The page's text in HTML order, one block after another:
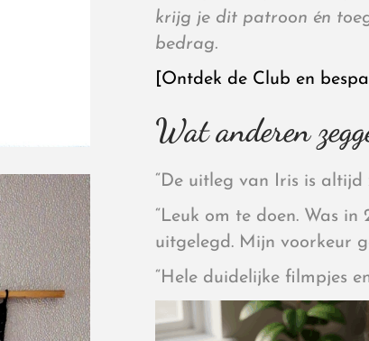
krijg je dit patroon én
bedrag.
[Ontdek de Club en
Wat anderen
“De uitleg van Iris is altijd
“Leuk om te doen. Was
uitgelegd. Mijn voorkeur
“Hele duidelijke filmpjes